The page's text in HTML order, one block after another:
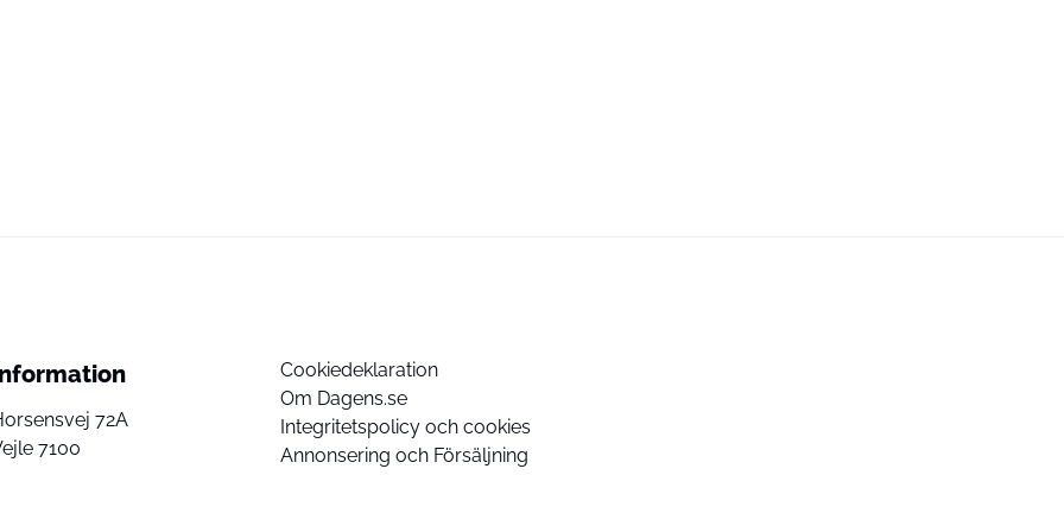
72A
7100
Cookiedeklaration
Om Dagens.se
Integritetspolicy och cookies
Annonsering och Försäljning